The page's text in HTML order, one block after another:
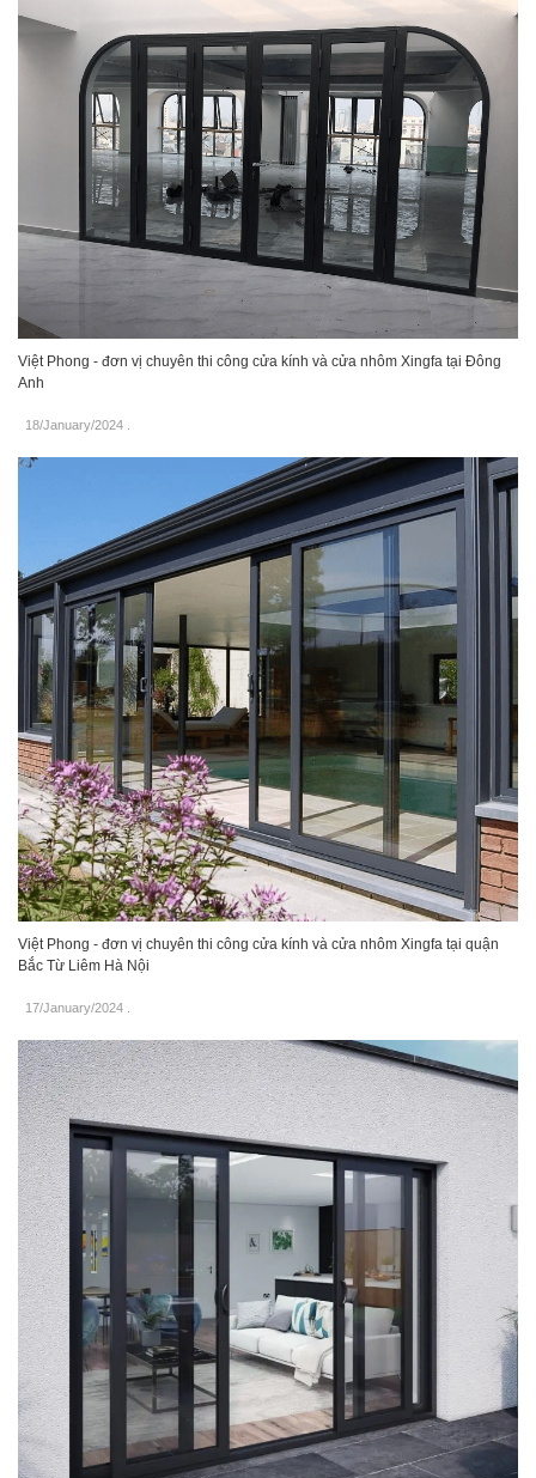
Việt Phong - đơn vị chuyên thi công cửa kính và cửa nhôm Xingfa tại Đông
Anh
18/January/2024 .
Việt Phong - đơn vị chuyên thi công cửa kính và cửa nhôm Xingfa tại quận
Bắc Từ Liêm Hà Nội
17/January/2024